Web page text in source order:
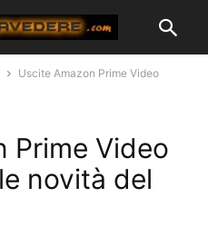
Uscite Amazon Prime Video
Prime Video
novità del